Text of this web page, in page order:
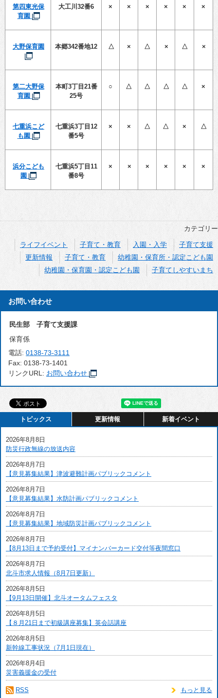
第四東光保
育園
大工川32番6 × × × × × ×
大野保育園 本郷342番地12 △ × △ × △ ×
第二大野保
育園
本町3丁目21番
25号
○ △ △ △ △ ×
七重浜こど
も園
七重浜3丁目12
番5号
× × △ △ × △
浜分こども
園
七重浜5丁目11
番8号
× × × × × ×
カテゴリー
ライフイベント 子育て・教育 入園・入学
子育て支援
更新情報
子育て・教育
幼稚園・保育所・認定こども園
幼稚園・保育園・認定こども園
子育てしやすいまち
お問い合わせ
民生部 子育て支援課
保育係
電話: 0138-73-3111
Fax: 0138-73-1401
リンクURL: お問い合わせ
トピックス 更新情報 新着イベント
2026年8月8日
防災行政無線の放送内容
2026年8月7日
【意見募集結果】津波避難計画パブリックコメント
2026年8月7日
【意見募集結果】水防計画パブリックコメント
2026年8月7日
【意見募集結果】地域防災計画パブリックコメント
2026年8月7日
【8月13日まで予約受付】マイナンバーカード交付等夜間窓口
2026年8月7日
北斗市求人情報（8月7日更新）
2026年8月5日
【9月13日開催】北斗オータムフェスタ
2026年8月5日
【８月21日まで初級講座募集】英会話講座
2026年8月5日
新幹線工事状況（7月1日現在）
2026年8月4日
災害義援金の受付
もっと見る
RSS